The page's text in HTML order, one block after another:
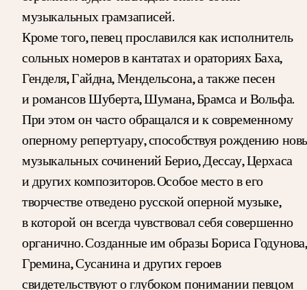
музыкальных грамзаписей.
Кроме того, певец прославился как исполнитель
сольных номеров в кантатах и ораториях Баха,
Генделя, Гайдна, Мендельсона, а также песен
и романсов Шуберта, Шумана, Брамса и Вольфа.
При этом он часто обращался и к современному
оперному репертуару, способствуя рождению
музыкальных сочинений Берио, Дессау, Церхаса
и других композиторов. Особое место в его
творчестве отведено русской оперной музыке,
в которой он всегда чувствовал себя совершенно
органично. Созданные им образы Бориса Годунова,
Гремина, Сусанина и других героев
свидетельствуют о глубоком понимании певцом